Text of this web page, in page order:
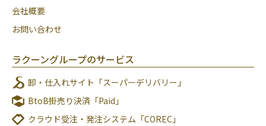
会社概要
お問い合わせ
ラクーングループのサービス
卸・仕入れサイト「スーパーデリバリー」
BtoB掛売り決済「Paid」
クラウド受注・発注システム「COREC」